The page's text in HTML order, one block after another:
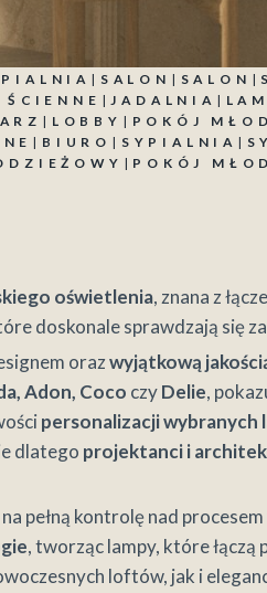
| SALON | SALON |
ŚCIENNE |JADALNIA |
| LOBBY | POKÓJ
| BIURO | SYPIALNIA |
| POKÓJ
oświetlenia, znana z
doskonale sprawdzają się
orazwyjątkową
Adon, Coco czyDelie,
personalizacji wybranych
dlatego projektanci i
pełną kontrolę nad
, tworząc lampy, które
loftów, jak i